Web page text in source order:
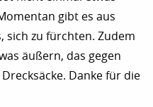
gibt es aus
sich zu fürchten. Zudem
äußern, das gegen
Danke für die